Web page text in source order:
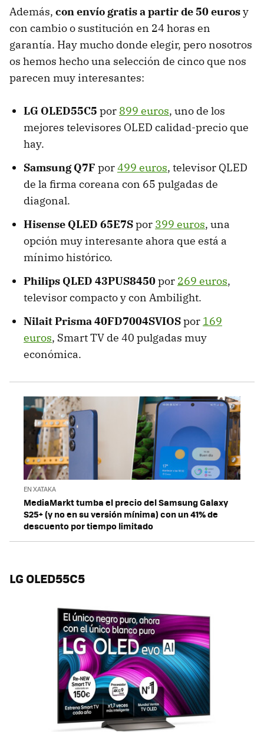
Además, con envío gratis a partir de 50 eurosy
con cambio o sustitución en 24 horas en
garantía. Hay mucho donde elegir, pero nosotros
os hemos hecho una selección de cinco que nos
parecen muy interesantes:
LG OLED55C5 por 899 euros, uno de los
mejores televisores OLED calidad-precio que
hay.
Samsung Q7F por499 euros, televisor QLED
de la firma coreana con 65 pulgadas de
diagonal.
Hisense QLED 65E7Spor 399 euros, una
opción muy interesante ahora que está a
mínimo histórico.
Philips QLED 43PUS8450por 269 euros,
televisor compacto y con Ambilight.
Nilait Prisma 40FD7004SVIOSpor 169
euros, Smart TV de 40 pulgadas muy
económica.
EN XATAKA
MediaMarkt tumba el precio del Samsung Galaxy
S25+ (y no en su versión mínima) con un 41% de
descuento por tiempo limitado
LG OLED55C5